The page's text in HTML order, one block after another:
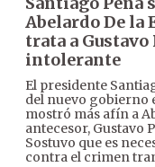
Abelardo De la
trata a Gustavo
intolerante
El presidente
del nuevo gobierno
mostró más afín a
antecesor, Gustavo
Sostuvo que es
contra el crimen